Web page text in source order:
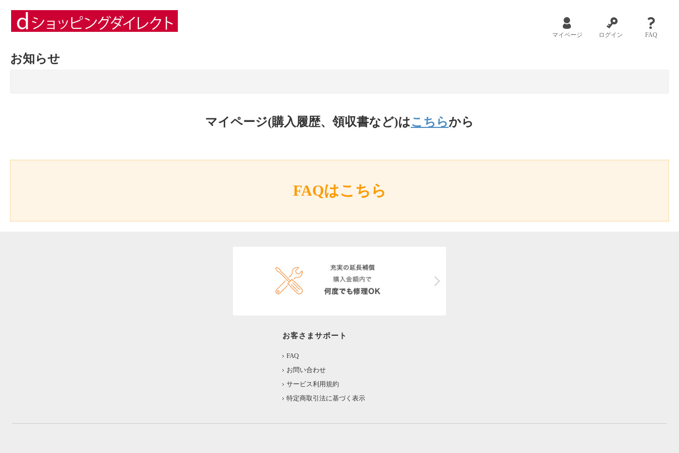
マイページ ログイン FAQ
お知らせ
マイページ(購入履歴、領収書など)はこちらから
FAQはこちら
お客さまサポート
FAQ
お問い合わせ
サービス利用規約
特定商取引法に基づく表示